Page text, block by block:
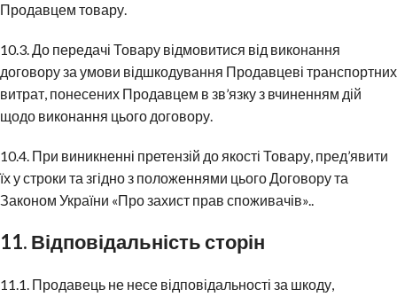
Продавцем товару.
10.3. До передачі Товару відмовитися від виконання
договору за умови відшкодування Продавцеві транспортних
витрат, понесених Продавцем в зв’язку з вчиненням дій
щодо виконання цього договору.
10.4. При виникненні претензій до якості Товару, пред’явити
їх у строки та згідно з положеннями цього Договору та
Законом України «Про захист прав споживачів»..
11. Відповідальність сторін
11.1. Продавець не несе відповідальності за шкоду,